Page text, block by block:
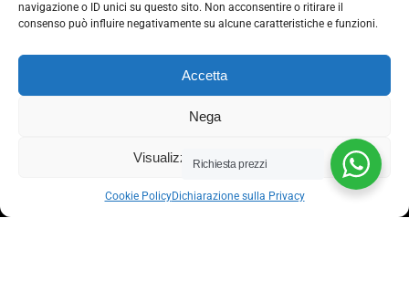
navigazione o ID unici su questo sito. Non acconsentire o ritirare il
consenso può influire negativamente su alcune caratteristiche e funzioni.
Accetta
Nega
Visualizza le preferenze
Cookie PolicyDichiarazione sulla Privacy
Email: info@sudarredi.com
Richiesta prezzi